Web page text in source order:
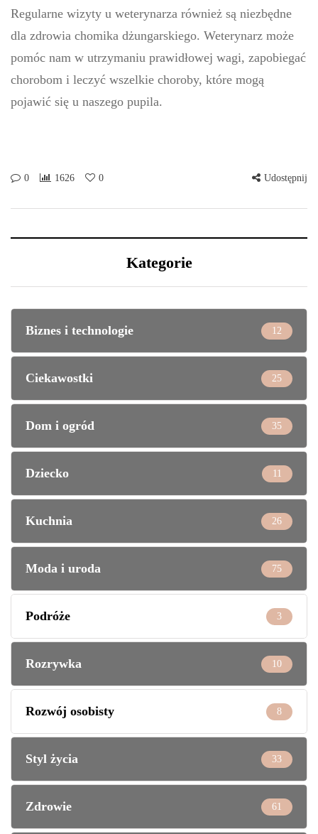
Regularne wizyty u weterynarza również są niezbędne
dla zdrowia chomika dżungarskiego. Weterynarz może
pomóc nam w utrzymaniu prawidłowej wagi, zapobiegać
chorobom i leczyć wszelkie choroby, które mogą
pojawić się u naszego pupila.
0 1626 0 Udostępnij
Kategorie
Biznes i technologie 12
Ciekawostki 25
Dom i ogród 35
Dziecko 11
Kuchnia 26
Moda i uroda 75
Podróże 3
Rozrywka 10
Rozwój osobisty 8
Styl życia 33
Zdrowie 61